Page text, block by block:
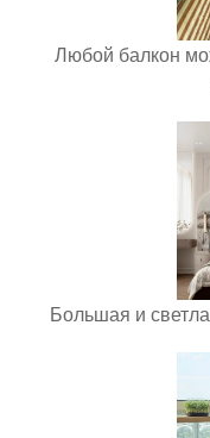
Любой балкон
Большая и